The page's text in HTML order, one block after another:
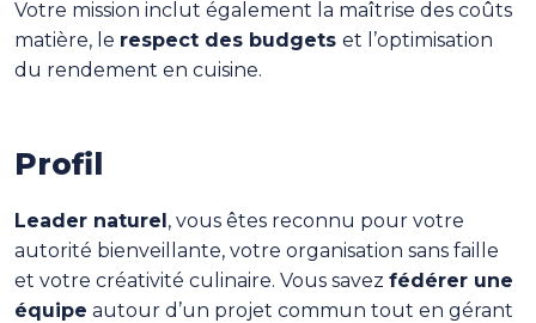
Votre mission inclut également la maîtrise des coûts
matière, le respect des budgets et l’optimisation
du rendement en cuisine.
Profil
Leader naturel, vous êtes reconnu pour votre
autorité bienveillante, votre organisation sans faille
et votre créativité culinaire. Vous savez fédérer une
équipe autour d’un projet commun tout en gérant